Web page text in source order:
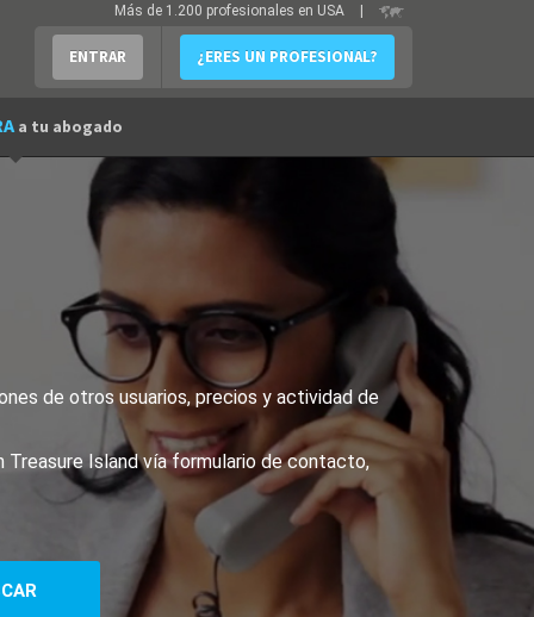
ENTRAR ¿ERES UN PROFESIONAL?
Más de 1.200 profesionales en USA
a tu abogado
de otros usuarios, precios y actividad de
Treasure Island vía formulario de contacto,